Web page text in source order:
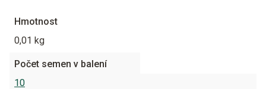
Hmotnost
0,01 kg
Počet semen v balení
10